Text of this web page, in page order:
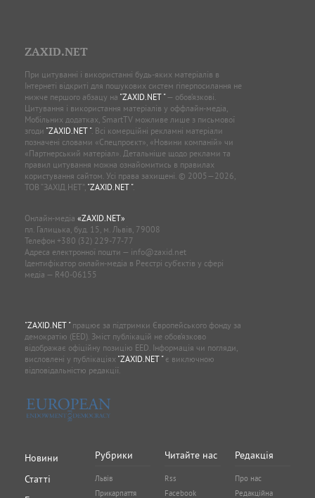
ZAXID.NET
При цитуванні і використанні будь-яких матеріалів в
Інтернеті відкриті для пошукових систем гіперпосилання не
нижче першого абзацу на "ZAXID.NET "— обов’язкові.
Цитування і використання матеріалів у оффлайн-медіа,
Мобільних додатках, SmartTV можливе лише з письмової
згоди "ZAXID.NET ". Всі комерційні рекламні матеріали
позначені словами «Спецпроєкт», «Новини компаній» чи
«Партнерський матеріал». Детальніше щодо реклами та
правил цитування можна ознайомитись в правилах
користування сайтом. Усі права захищені. © 2005—2026,
ТОВ “ЗАХІД.НЕТ”, "ZAXID.NET ".
Онлайн-медіа «ZAXID.NET»
пл. Галицька, буд. 15, м. Львів, 79008
Телефон +380 (32) 229-77-77
Адреса електронної пошти — info@zaxid.net
Ідентифікатор онлайн-медіа в Реєстрі суб'єктів у сфері
медіа — R40-06155
"ZAXID.NET "працює за підтримки Європейського фонду за
демократію (EED). Зміст публікацій не обов’язково
відображає офіційну позицію EED. Інформація чи погляди,
висловлені у публікаціях "ZAXID.NET "є виключною
відповідальністю редакції.
Новини
Статті
Рубрики
Львів
Прикарпаття
Читайте нас
Rss
Facebook
Редакція
Про нас
Редакційна